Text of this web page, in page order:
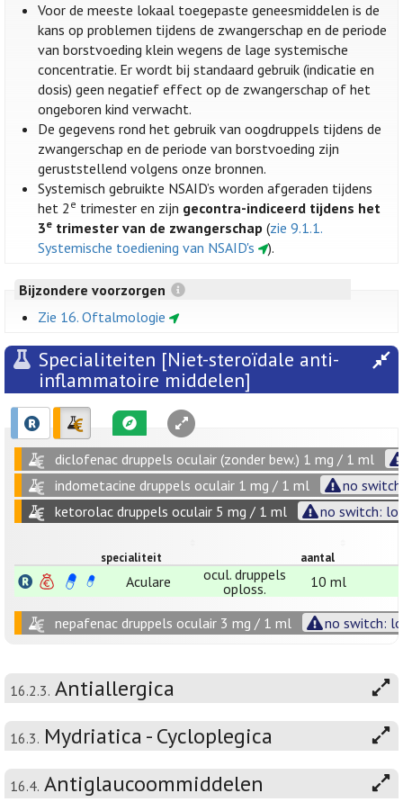
Voor de meeste lokaal toegepaste geneesmiddelen is de
kans op problemen tijdens de zwangerschap en de periode
van borstvoeding klein wegens de lage systemische
concentratie. Er wordt bij standaard gebruik (indicatie en
dosis) geen negatief effect op de zwangerschap of het
ongeboren kind verwacht.
De gegevens rond het gebruik van oogdruppels tijdens de
zwangerschap en de periode van borstvoeding zijn
geruststellend volgens onze bronnen.
Systemisch gebruikte NSAID’s worden afgeraden tijdens
het 2 e trimester en zijn gecontra-indiceerd tijdens het
3e trimester van de zwangerschap (zie 9.1.1.
Systemische toediening van NSAID's
).
Bijzondere voorzorgen
Zie 16. Oftalmologie
Specialiteiten [Niet-steroïdale anti-
inflammatoire middelen]
diclofenac druppels oculair (zonder bew.) 1 mg / 1 ml
indometacine druppels oculair 1 mg / 1 ml
no
ketorolac druppels oculair 5 mg / 1 ml
no switch:
specialiteit aantal
Aculare
ocul. druppels
oploss.
10 ml
nepafenac druppels oculair 3 mg / 1 ml no switch:
16.2.3. Antiallergica
16.3. Mydriatica - Cycloplegica
16.4. Antiglaucoommiddelen